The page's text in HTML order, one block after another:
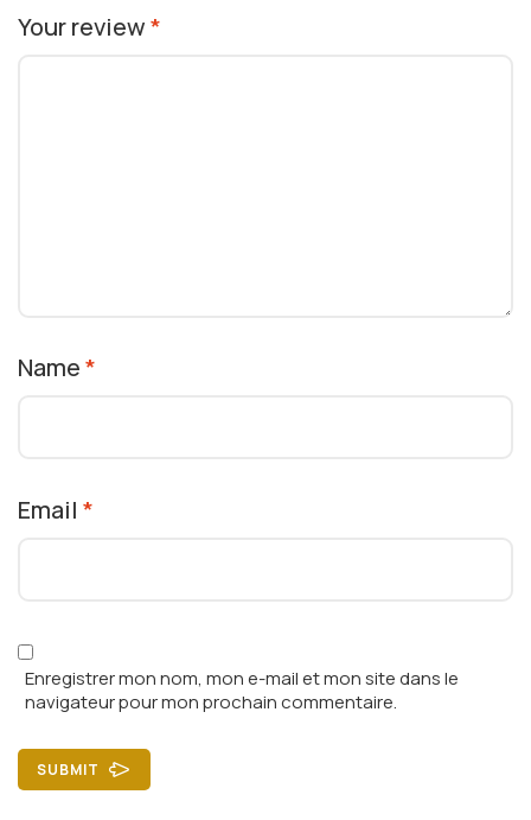
Your review*
Name*
Email *
Enregistrer mon nom, mon e-mail et mon site dans le
navigateur pour mon prochain commentaire.
SUBMIT